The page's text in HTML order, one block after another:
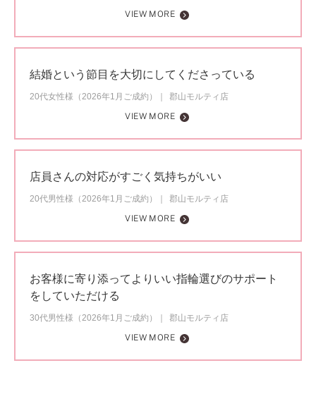
VIEW MORE
結婚という節目を大切にしてくださっている
20代女性様（2026年1月ご成約）
郡山モルティ店
VIEW MORE
店員さんの対応がすごく気持ちがいい
20代男性様（2026年1月ご成約）
郡山モルティ店
VIEW MORE
お客様に寄り添ってよりいい指輪選びのサポート
をしていただける
30代男性様（2026年1月ご成約）
郡山モルティ店
VIEW MORE